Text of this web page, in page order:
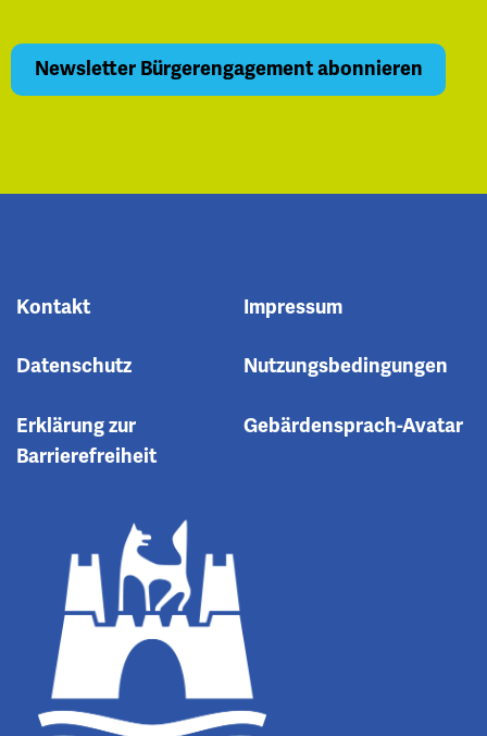
Kontakt Impressum
Datenschutz Nutzungsbedingungen
Erklärung zur
Barrierefreiheit
Gebärdensprach-Avatar